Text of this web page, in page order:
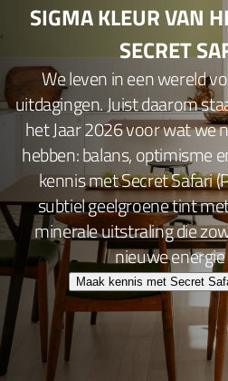
SIGMA KLEUR VAN
SECRET
We leven in een wereld
uitdagingen. Juist daarom
het Jaar 2026 voor wat we
hebben: balans, optimisme
kennis met Secret Safari
subtiel geelgroene tint
minerale uitstraling die
nieuwe
Maak kennis met Secret